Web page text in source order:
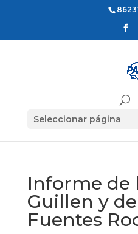
Seleccionar página
Informe de
Guillen y
Fuentes